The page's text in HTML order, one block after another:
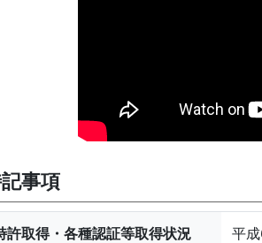
事項
許取得・各種認証等取得状況
平